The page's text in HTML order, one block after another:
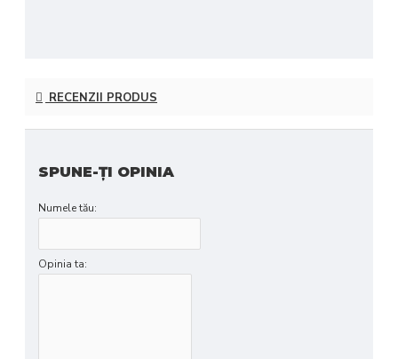
RECENZII PRODUS
SPUNE-ŢI OPINIA
Numele tău:
Opinia ta: